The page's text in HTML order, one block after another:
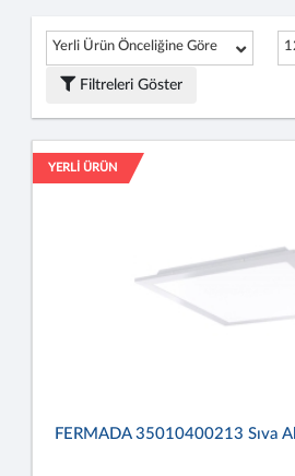
Yerli Ürün Önceliğine Göre
Filtreleri Göster
YERLİ ÜRÜN
FERMADA 35010400213 Sıva